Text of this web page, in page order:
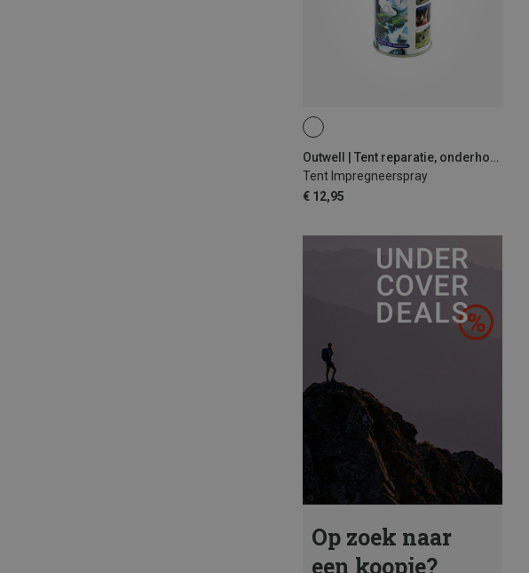
Outwell | Tent reparatie, onderhoud & accessoires
Tent Impregneerspray
€ 12,95
Op zoek naar
een koopje?